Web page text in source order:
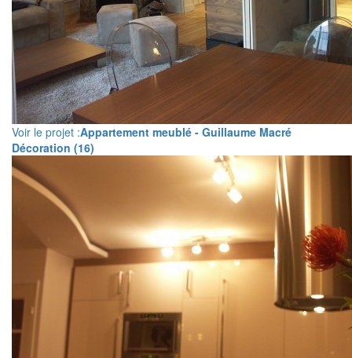
Voir le projet :Appartement meublé - Guillaume Macré
Décoration (16)